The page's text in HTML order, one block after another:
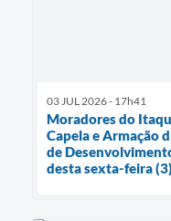
03 JUL 2026 - 17h41
Moradores do
Capela e Armação
de
desta sexta-feira (3)